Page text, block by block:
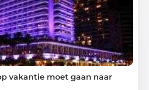
vakantie moet gaan naar